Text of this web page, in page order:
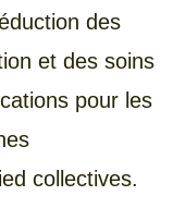
des
et des soins
pour les
collectives.